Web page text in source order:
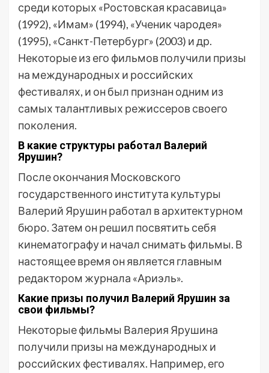
среди которых «Ростовская красавица»
(1992), «Имам» (1994), «Ученик чародея»
(1995), «Санкт-Петербург» (2003) и др.
Некоторые из его фильмов получили призы
на международных и российских
фестивалях, и он был признан одним из
самых талантливых режиссеров своего
поколения.
В какие структуры работал Валерий
Ярушин?
После окончания Московского
государственного института культуры
Валерий Ярушин работал в архитектурном
бюро. Затем он решил посвятить себя
кинематографу и начал снимать фильмы. В
настоящее время он является главным
редактором журнала «Ариэль».
Какие призы получил Валерий Ярушин за
свои фильмы?
Некоторые фильмы Валерия Ярушина
получили призы на международных и
российских фестивалях. Например, его